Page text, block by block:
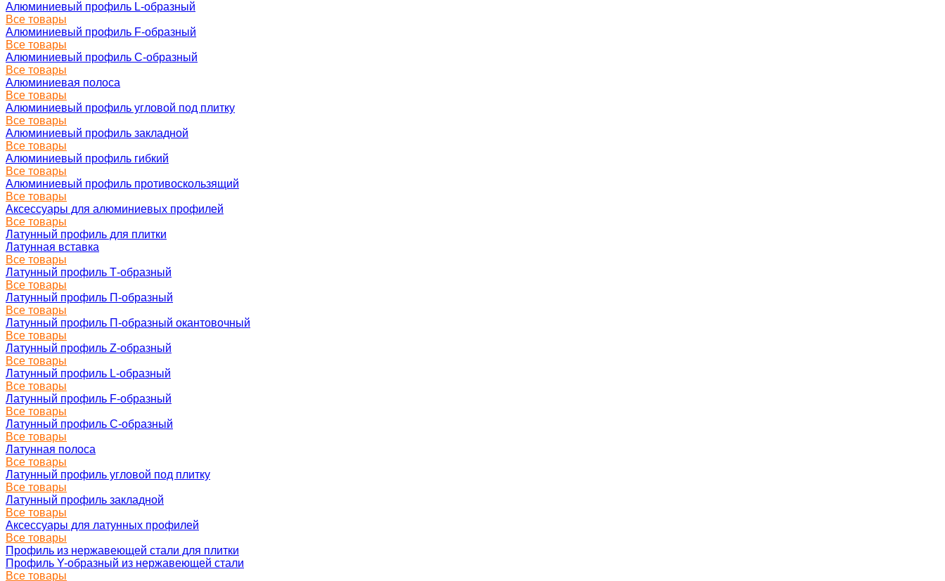
Алюминиевый профиль L-образный
Все товары
Алюминиевый профиль F-образный
Все товары
Алюминиевый профиль C-образный
Все товары
Алюминиевая полоса
Все товары
Алюминиевый профиль угловой под плитку
Все товары
Алюминиевый профиль закладной
Все товары
Алюминиевый профиль гибкий
Все товары
Алюминиевый профиль противоскользящий
Все товары
Аксессуары для алюминиевых профилей
Все товары
Латунный профиль для плитки
Латунная вставка
Все товары
Латунный профиль Т-образный
Все товары
Латунный профиль П-образный
Все товары
Латунный профиль П-образный окантовочный
Все товары
Латунный профиль Z-образный
Все товары
Латунный профиль L-образный
Все товары
Латунный профиль F-образный
Все товары
Латунный профиль C-образный
Все товары
Латунная полоса
Все товары
Латунный профиль угловой под плитку
Все товары
Латунный профиль закладной
Все товары
Аксессуары для латунных профилей
Все товары
Профиль из нержавеющей стали для плитки
Профиль Y-образный из нержавеющей стали
Все товары